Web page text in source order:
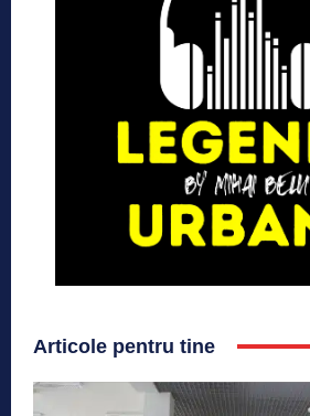
Articole pentru tine